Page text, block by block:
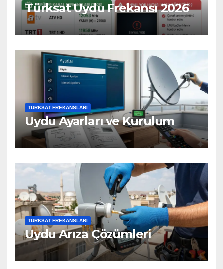
Türksat Uydu Frekansı 2026
TÜRKSAT FREKANSLARI
Uydu Ayarları ve Kurulum
TÜRKSAT FREKANSLARI
Uydu Arıza Çözümleri